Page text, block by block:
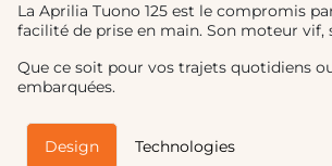
La Aprilia Tuono 125 est le compromis
facilité de prise en main. Son moteur vif,
Que ce soit pour vos trajets quotidiens
embarquées.
Design Technologies